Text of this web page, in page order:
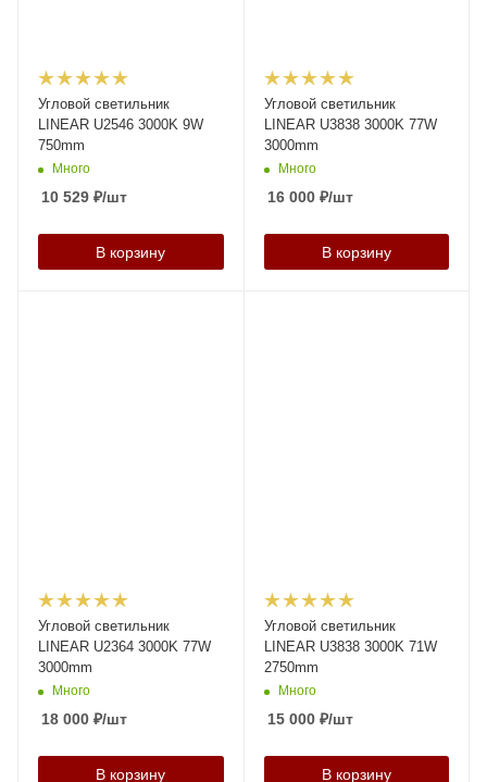
Угловой светильник
LINEAR U2546 3000K 9W
750mm
Много
10 529 ₽/шт
В корзину
Угловой светильник
LINEAR U3838 3000K 77W
3000mm
Много
16 000₽/шт
В корзину
Угловой светильник
LINEAR U2364 3000K 77W
3000mm
Много
18 000 ₽/шт
В корзину
Угловой светильник
LINEAR U3838 3000K 71W
2750mm
Много
15 000₽/шт
В корзину